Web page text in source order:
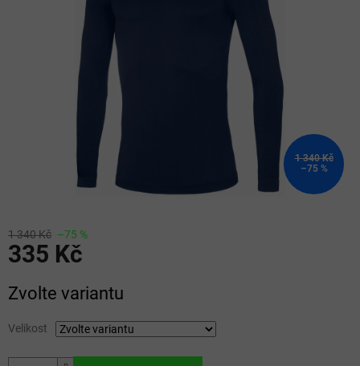
hvězdiček.
1 340 Kč
–75 %
1 340 Kč –75 %
335 Kč
cena:
Zvolte variantu
Velikost